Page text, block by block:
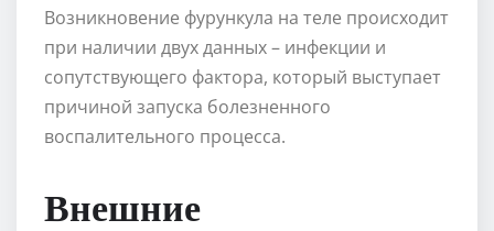
Возникновение фурункула на теле происходит
при наличии двух данных – инфекции и
сопутствующего фактора, который выступает
причиной запуска болезненного
воспалительного процесса.
Внешние